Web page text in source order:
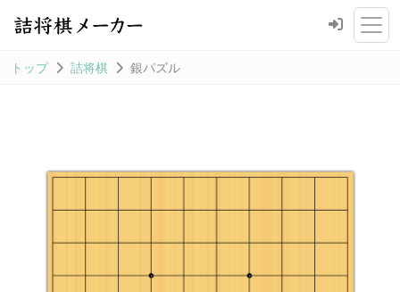
トップ 詰将棋 銀パズル